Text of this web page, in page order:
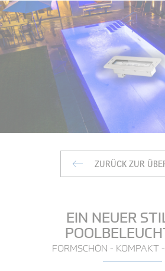
ZURÜCK ZUR
EIN NEUER
FORMSCHÖN - KOMPAKT